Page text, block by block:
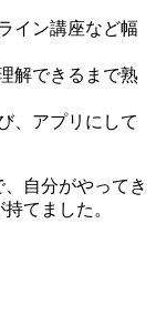
イン講座など幅
解できるまで熟
、アプリにして
自分がやってき
てました。